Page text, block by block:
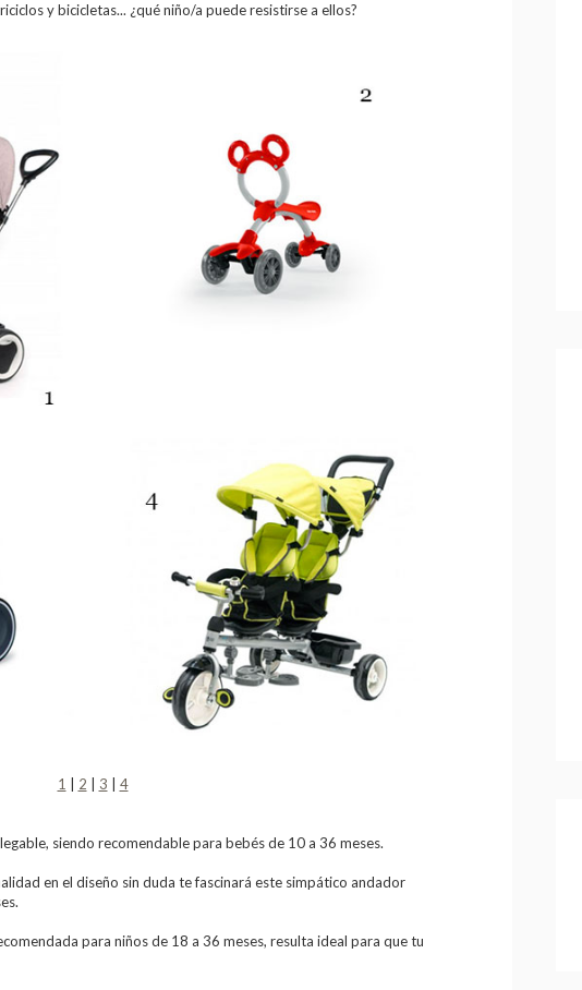
y bicicletas... ¿qué niño/a puede resistirse a ellos?
1 2 3 4
siendo recomendable para bebés de 10 a 36 meses.
en el diseño sin duda te fascinará este simpático andador
para niños de 18 a 36 meses, resulta ideal para que tu